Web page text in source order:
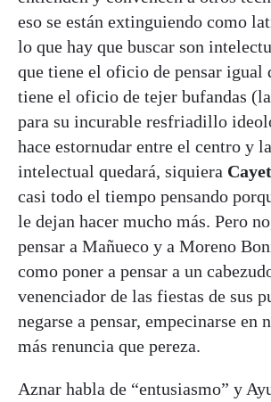
eso se están extinguiendo como
lo que hay que buscar son
que tiene el oficio de pensar igual
tiene el oficio de tejer bufandas
para su incurable resfriadillo
hace estornudar entre el centro y
intelectual quedará, siquiera
casi todo el tiempo pensando
le dejan hacer mucho más. Pero
pensar a Mañueco y a Moreno
como poner a pensar a un
venenciador de las fiestas de sus
negarse a pensar, empecinarse en
más renuncia que pereza.
Aznar habla de “entusiasmo” y